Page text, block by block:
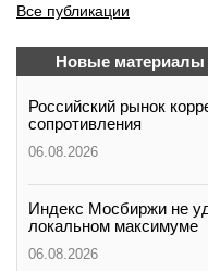
Все публикации
Новые материалы
Российский рынок
сопротивления
06.08.2026
Индекс Мосбиржи не
локальном максимуме
06.08.2026